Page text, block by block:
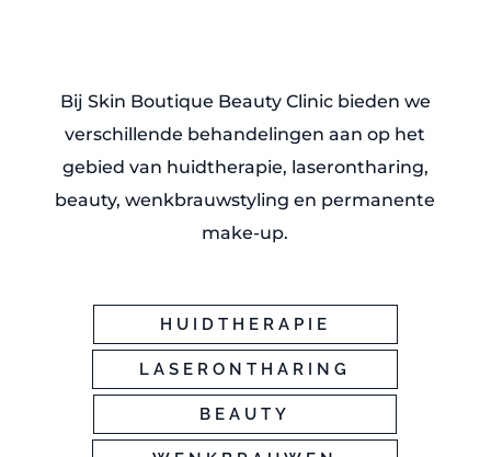
Bij Skin Boutique Beauty Clinic bieden we
verschillende behandelingen aan op het
gebied van huidtherapie, laserontharing,
beauty, wenkbrauwstyling en permanente
make-up.
HUIDTHERAPIE
LASERONTHARING
BEAUTY